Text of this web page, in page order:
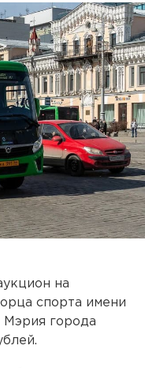
на
спорта имени
Мэрия города